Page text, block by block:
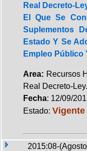
Real Decreto-
El Que Se
Suplementos
Estado Y Se
Empleo Público
Area: Recursos
Real Decreto-Ley.
Fecha: 12/09/
Estado: Vigente
2015:08-